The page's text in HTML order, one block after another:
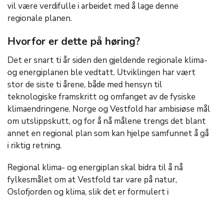
vil være verdifulle i arbeidet med å lage denne
regionale planen.
Hvorfor er dette på høring?
Det er snart ti år siden den gjeldende regionale klima-
og energiplanen ble vedtatt. Utviklingen har vært
stor de siste ti årene, både med hensyn til
teknologiske framskritt og omfanget av de fysiske
klimaendringene. Norge og Vestfold har ambisiøse mål
om utslippskutt, og for å nå målene trengs det blant
annet en regional plan som kan hjelpe samfunnet å gå
i riktig retning.
Regional klima- og energiplan skal bidra til å nå
fylkesmålet om at Vestfold tar vare på natur,
Oslofjorden og klima, slik det er formulert i